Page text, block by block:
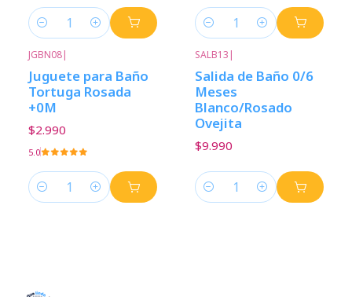
Cantidad Cantidad
JGBN08|
Juguete para Baño
Tortuga Rosada
+0M
$2.990
5.0
Cantidad
SALB13 |
Salida de Baño 0/6
Meses
Blanco/Rosado
Ovejita
$9.990
Cantidad